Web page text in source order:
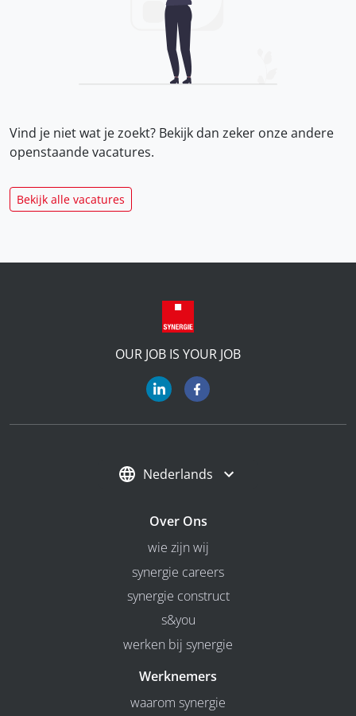
Vind je niet wat je zoekt? Bekijk dan zeker onzeandere
openstaande vacatures.
Bekijk alle vacatures
OUR JOB IS YOUR JOB
Nederlands
Over Ons
wie zijn wij
synergie careers
synergie construct
s&you
werken bij synergie
Werknemers
waarom synergie